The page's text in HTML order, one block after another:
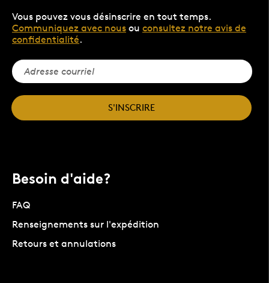
Vous pouvez vous désinscrire en tout temps.
Communiquez avec nous ou consultez notre avis de
confidentialité.
S'INSCRIRE
Besoin d'aide?
FAQ
Renseignements sur l'expédition
Retours et annulations